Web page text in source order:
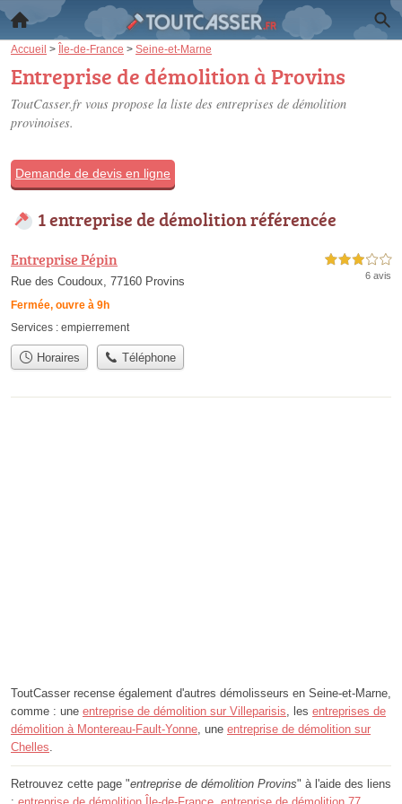
Accueil > Île-de-France > Seine-et-Marne
Entreprise de démolition à Provins
ToutCasser.fr vous propose la liste des entreprises de démolition
provinoises.
Demande de devis en ligne
1 entreprise de démolition référencée
Entreprise Pépin
Rue des Coudoux, 77160 Provins
Fermée, ouvre à 9h
3,0 étoiles sur 5
6 avis
Services : empierrement
Horaires Téléphone
ToutCasser recense également d'autres démolisseurs en Seine-et-Marne,
comme : une entreprise de démolition sur Villeparisis, les entreprises de
démolition à Montereau-Fault-Yonne, une entreprise de démolition sur
Chelles.
Retrouvez cette page "entreprise de démolition Provins" à l'aide des liens